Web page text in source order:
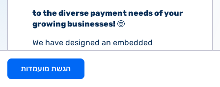
to the diverse payment needs of your
growing businesses! 🤩
We have designed an embedded
payment stack, built from the ground up
to facilitate complex multi-vendor
models. Our solution gives platforms the
הגשת מועמדות